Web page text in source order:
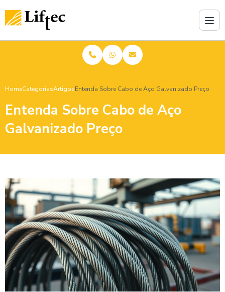
HomeCategoriasArtigosEntenda Sobre Cabo de Aço Galvanizado Preço
Entenda Sobre Cabo de Aço
Galvanizado Preço